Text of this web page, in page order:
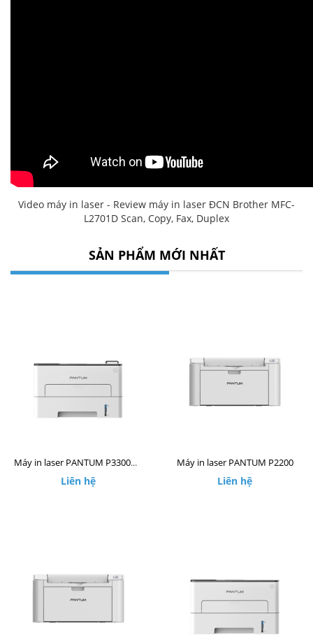
Video máy in laser - Review máy in laser ĐCN Brother MFC-
L2701D Scan, Copy, Fax, Duplex
SẢN PHẨM MỚI NHẤT
Máy in laser PANTUM P3300DW
Liên hệ
Máy in laser PANTUM P2200
Liên hệ